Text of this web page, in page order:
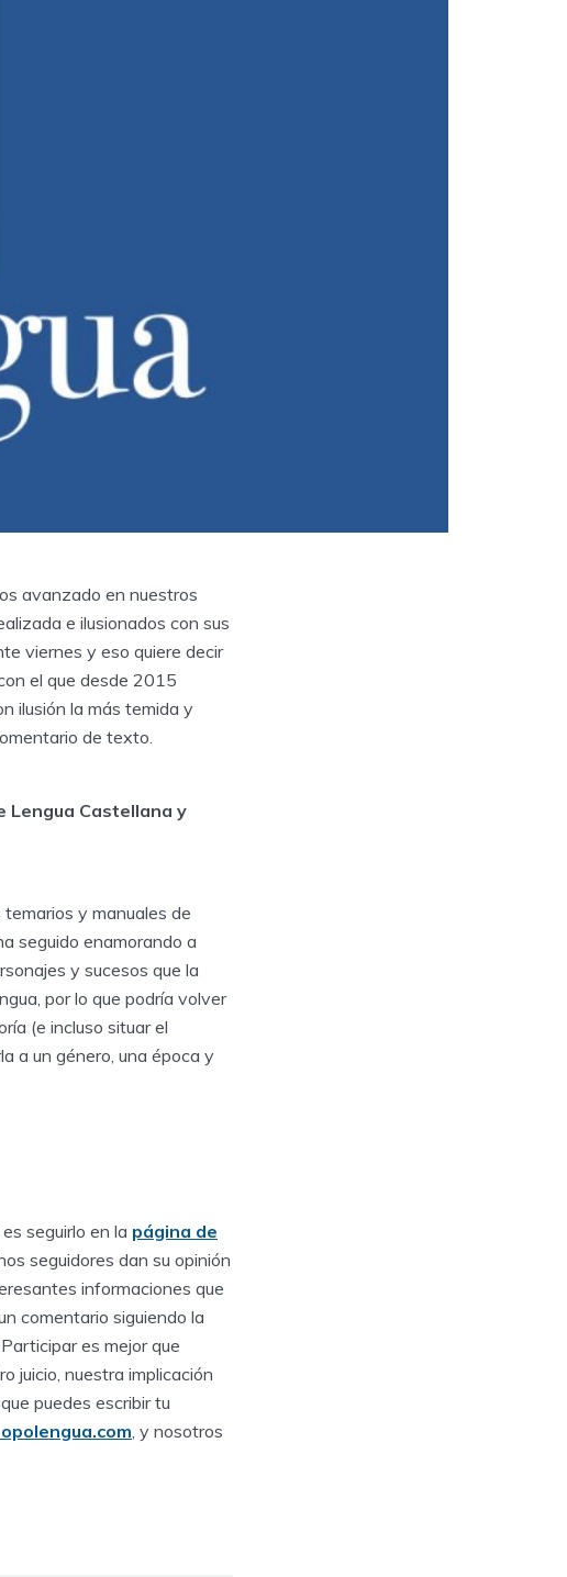
avanzado en nuestros
e ilusionados con sus
viernes y eso quiere decir
el que desde 2015
ilusión la más temida y
de texto.
Lengua Castellana y
y manuales de
seguido enamorando a
y sucesos que la
por lo que podría volver
(e incluso situar el
a un género, una época y
seguirlo en la página de
seguidores dan su opinión
informaciones que
comentario siguiendo la
es mejor que
juicio, nuestra implicación
puedes escribir tu
, y nosotros